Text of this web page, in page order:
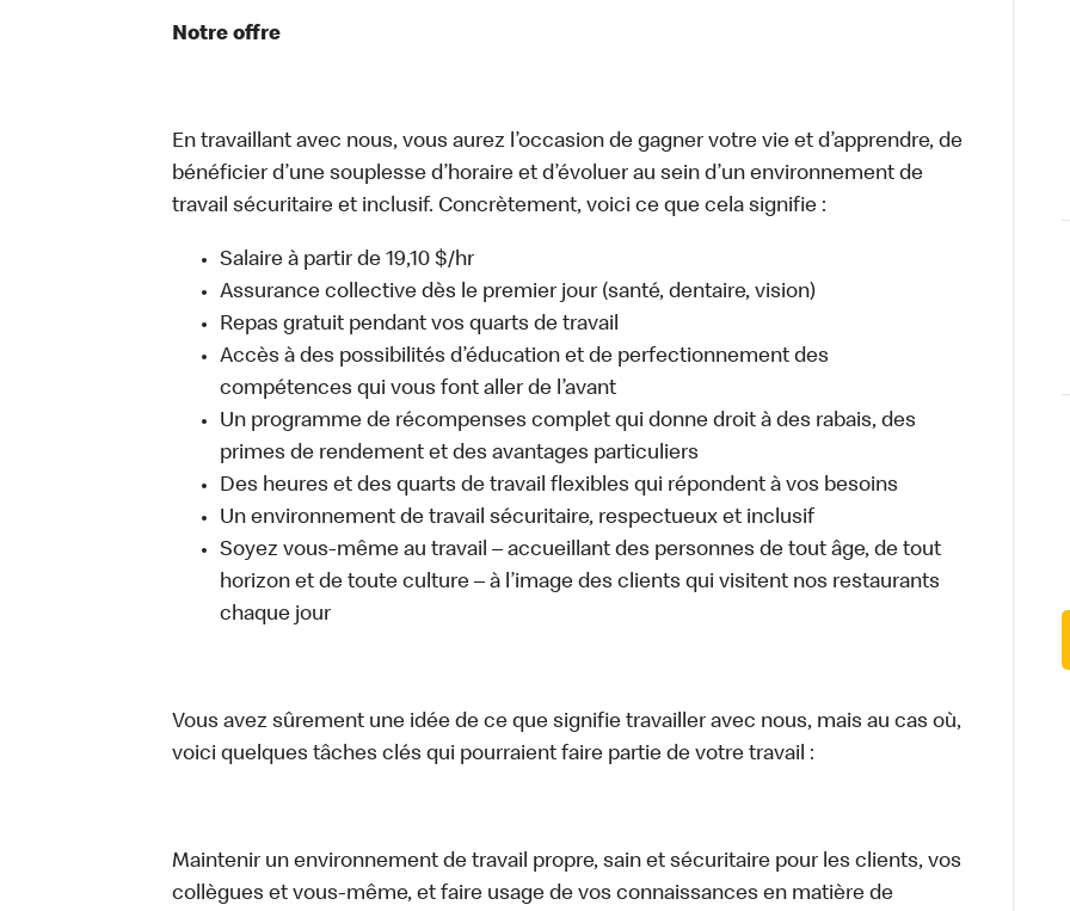
Notre offre
En travaillant avec nous, vous aurez l’occasion de gagner votre vie et d’apprendre, de
bénéficier d’une souplesse d’horaire et d’évoluer au sein d’un environnement de
travail sécuritaire et inclusif. Concrètement, voici ce que cela signifie :
Salaire à partir de 19,10 $/hr
Assurance collective dès le premier jour (santé, dentaire, vision)
Repas gratuit pendant vos quarts de travail
Accès à des possibilités d’éducation et de perfectionnement des
compétences qui vous font aller de l’avant
Un programme de récompenses complet qui donne droit à des rabais, des
primes de rendement et des avantages particuliers
Des heures et des quarts de travail flexibles qui répondent à vos besoins
Un environnement de travail sécuritaire, respectueux et inclusif
Soyez vous-même au travail – accueillant des personnes de tout âge, de tout
horizon et de toute culture – à l’image des clients qui visitent nos restaurants
chaque jour
Vous avez sûrement une idée de ce que signifie travailler avec nous, mais au cas où,
voici quelques tâches clés qui pourraient faire partie de votre travail :
Maintenir un environnement de travail propre, sain et sécuritaire pour les clients, vos
collègues et vous-même, et faire usage de vos connaissances en matière de